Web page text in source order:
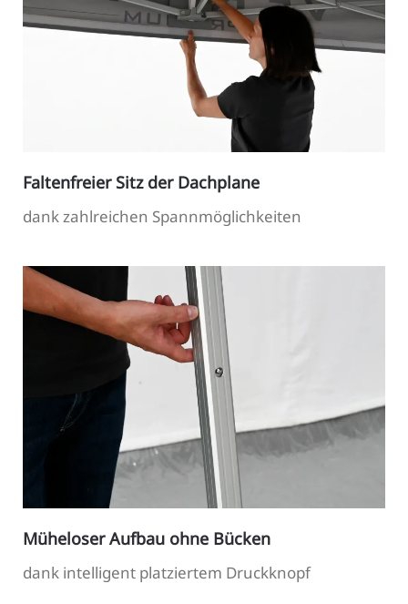
Faltenfreier Sitz der Dachplane
dank zahlreichen Spannmöglichkeiten
Müheloser Aufbau ohne Bücken
dank intelligent platziertem Druckknopf